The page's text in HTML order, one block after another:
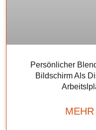
Persönlicher
Bildschirm Als